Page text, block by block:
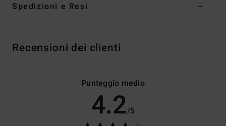
Spedizioni e Resi
Recensioni dei clienti
Punteggio medio
4.2/5